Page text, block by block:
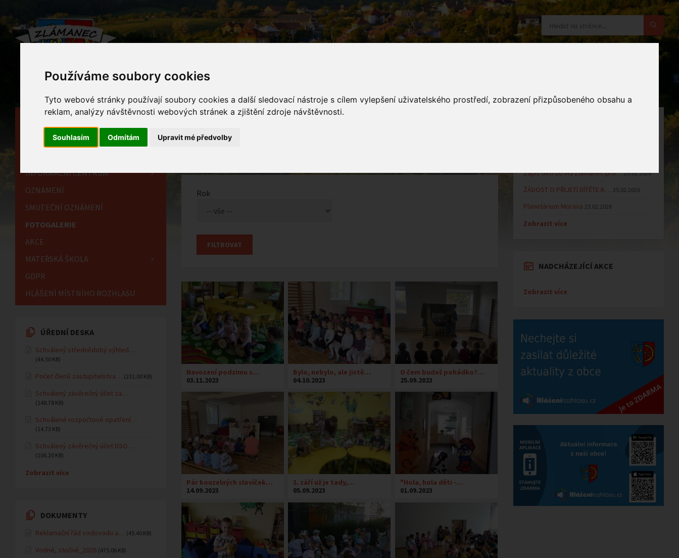
Používáme soubory cookies
Tyto webové stránky používají soubory cookies a další sledovací nástroje s cílem vylepšení uživatelského prostředí, zobrazení přizpůsobeného obsahu a
reklam, analýzy návštěvnosti webových stránek a zjištění zdroje návštěvnosti.
Souhlasím Odmítám Upravit mé předvolby
Rok
Navození podzimu s…
03.11.2023
Bylo, nebylo, ale jistě…
04.10.2023
O čem budeš pohádko?…
25.09.2023
Pár kouzelných slovíček…
14.09.2023
1. září už je tady,…
05.09.2023
"Hola, hola děti -…
01.09.2023
OBECNÍ ÚŘAD
INFORMAČNÍ CENTRUM
OZNÁMENÍ
SMUTEČNÍ OZNÁMENÍ
FOTOGALERIE
AKCE
MATEŘSKÁ ŠKOLA
GDPR
HLÁŠENÍ MÍSTNÍHO ROZHLASU
ÚŘEDNÍ DESKA
Schválený střednědobý výhled…
(44.50 KB)
Počet členů zastupitelstva… (231.00 KB)
Schválený závěrečný účet za…
(148.78 KB)
Schválené rozpočtové opatření…
(14.73 KB)
Schválený závěrečný účet DSO…
(106.20 KB)
Zobrazit více
DOKUMENTY
Reklamační řád vodovodu a… (45.40 KB)
Vodné, stočné_2026 (475.06 KB)
Zápis dětí do MŠ Zlámanec pro… 25.02.2026
ŽÁDOST O PŘIJETÍ DÍTĚTE K… 25.02.2026
Planetárium Morava 23.02.2026
Zobrazit více
NADCHÁZEJÍCÍ AKCE
Zobrazit více